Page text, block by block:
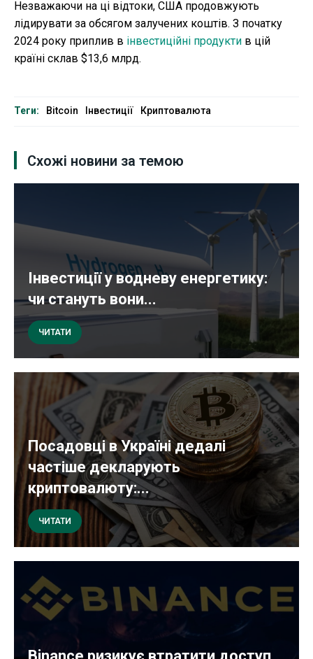
Незважаючи на ці відтоки, США продовжують
лідирувати за обсягом залучених коштів. З початку
2024 року приплив в інвестиційні продукти в цій
країні склав $13,6 млрд.
Теги: Bitcoin Інвестиції Криптовалюта
Схожі новини за темою
Інвестиції у водневу енергетику:
чи стануть вони...
ЧИТАТИ
Посадовці в Україні дедалі
частіше декларують
криптовалюту:...
ЧИТАТИ